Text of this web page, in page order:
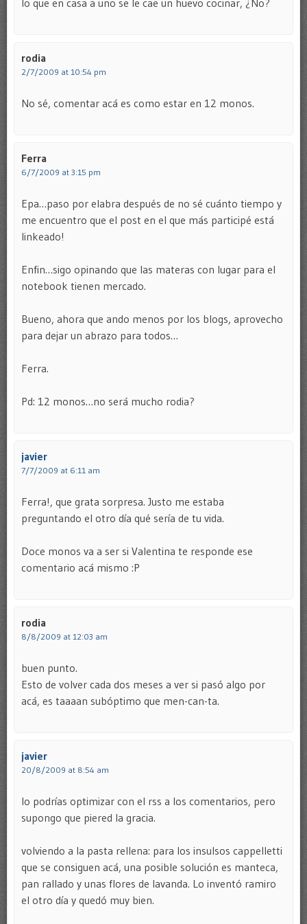
lo que en casa a uno se le cae un huevo cocinar, ¿No?
rodia
2/7/2009 at 10:54 pm
No sé, comentar acá es como estar en 12 monos.
Ferra
6/7/2009 at 3:15 pm
Epa…paso por elabra después de no sé cuánto tiempo y
me encuentro que el post en el que más participé está
linkeado!
Enfin…sigo opinando que las materas con lugar para el
notebook tienen mercado.
Bueno, ahora que ando menos por los blogs, aprovecho
para dejar un abrazo para todos…
Ferra.
Pd: 12 monos…no será mucho rodia?
javier
7/7/2009 at 6:11 am
Ferra!, que grata sorpresa. Justo me estaba
preguntando el otro día qué sería de tu vida.
Doce monos va a ser si Valentina te responde ese
comentario acá mismo :P
rodia
8/8/2009 at 12:03 am
buen punto.
Esto de volver cada dos meses a ver si pasó algo por
acá, es taaaan subóptimo que men-can-ta.
javier
20/8/2009 at 8:54 am
lo podrías optimizar con el rss a los comentarios, pero
supongo que piered la gracia.
volviendo a la pasta rellena: para los insulsos cappelletti
que se consiguen acá, una posible solución es manteca,
pan rallado y unas flores de lavanda. Lo inventó ramiro
el otro día y quedó muy bien.